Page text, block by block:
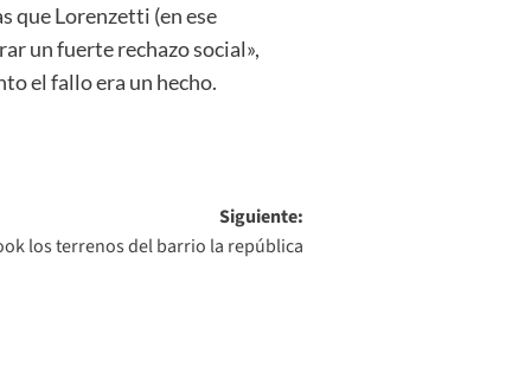
que Lorenzetti (en ese
un fuerte rechazo social»,
el fallo era un hecho.
Siguiente:
los terrenos del barrio la república